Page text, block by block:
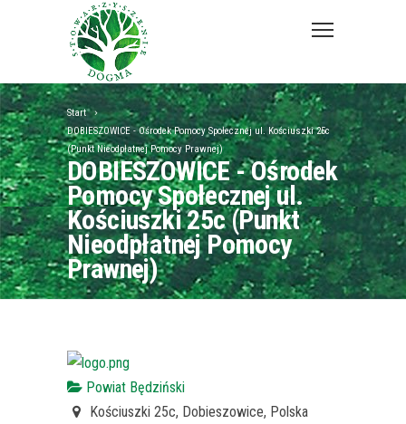
Start
DOBIESZOWICE - Ośrodek Pomocy Społecznej ul. Kościuszki 25c
(Punkt Nieodpłatnej Pomocy Prawnej)
DOBIESZOWICE - Ośrodek
Pomocy Społecznej ul.
Kościuszki 25c (Punkt
Nieodpłatnej Pomocy
Prawnej)
Powiat Będziński
Kościuszki 25c, Dobieszowice, Polska